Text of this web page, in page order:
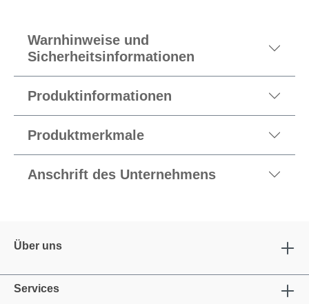
Warnhinweise und
Sicherheitsinformationen
Produktinformationen
Produktmerkmale
Anschrift des Unternehmens
Über uns
Services